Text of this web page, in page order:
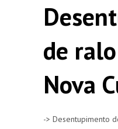
de
Nova
-> Desentupimento